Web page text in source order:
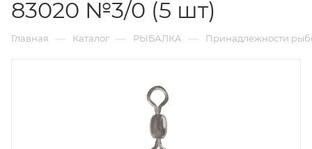
83020 №3/0 (5 шт)
Главная — Каталог — РЫБАЛКА — Принадлежности